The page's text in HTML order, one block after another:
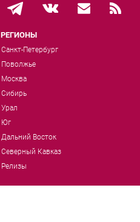
РЕГИОНЫ
Санкт-Петербург
Поволжье
Москва
Сибирь
Урал
Юг
Дальний Восток
Северный Кавказ
Релизы